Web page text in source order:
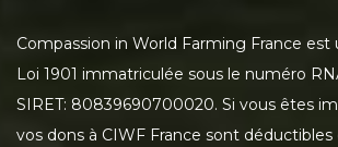
Compassion in World Farming France est
Loi 1901 immatriculée sous le numéro
SIRET: 80839690700020. Si vous êtes
vos dons à CIWF France sont